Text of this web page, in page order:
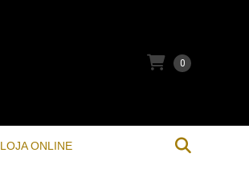
0
LOJA ONLINE